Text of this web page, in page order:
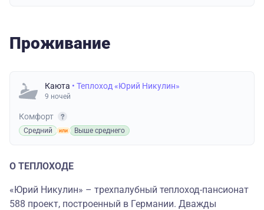
Проживание
Каюта • Теплоход «Юрий Никулин»
9 ночей
Комфорт
Средний Выше среднего
О ТЕПЛОХОДЕ
«Юрий Никулин» – трехпалубный теплоход-пансионат
588 проект, построенный в Германии. Дважды